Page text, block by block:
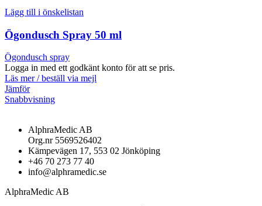
Lägg till i önskelistan
Ögondusch Spray 50 ml
Ögondusch spray
Logga in med ett godkänt konto för att se pris.
Läs mer / beställ via mejl
Jämför
Snabbvisning
AlphraMedic AB
Org.nr 5569526402
Kämpevägen 17, 553 02 Jönköping
+46 70 273 77 40
info@alphramedic.se
AlphraMedic AB